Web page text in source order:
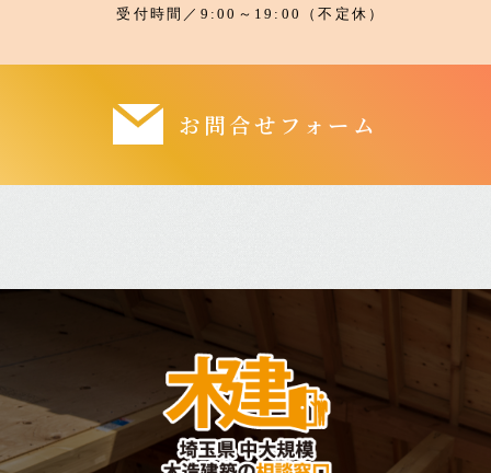
受付時間／9:00～19:00（不定休）
お問合せフォーム